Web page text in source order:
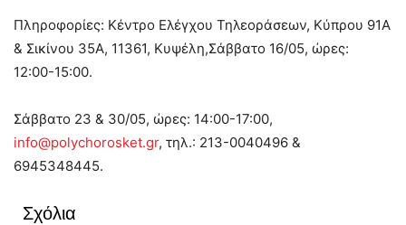
Πληροφορίες: Κέντρο Ελέγχου Τηλεοράσεων, Κύπρου 91Α
& Σικίνου 35Α, 11361, Κυψέλη,Σάββατο 16/05, ώρες:
12:00-15:00.
Σάββατο 23 & 30/05, ώρες: 14:00-17:00,
info@polychorosket.gr, τηλ.: 213-0040496 &
6945348445.
Σχόλια